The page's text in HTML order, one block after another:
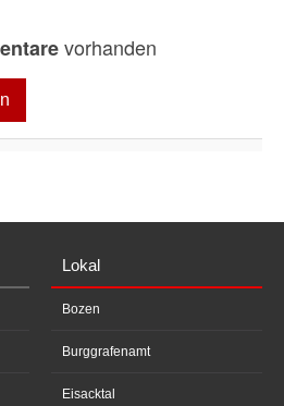
vorhanden
Lokal
Bozen
Burggrafenamt
Eisacktal